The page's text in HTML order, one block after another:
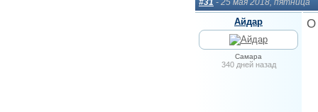
#31 - 25 мая 2018, пятница
Айдар
Самара
340 дней назад
О